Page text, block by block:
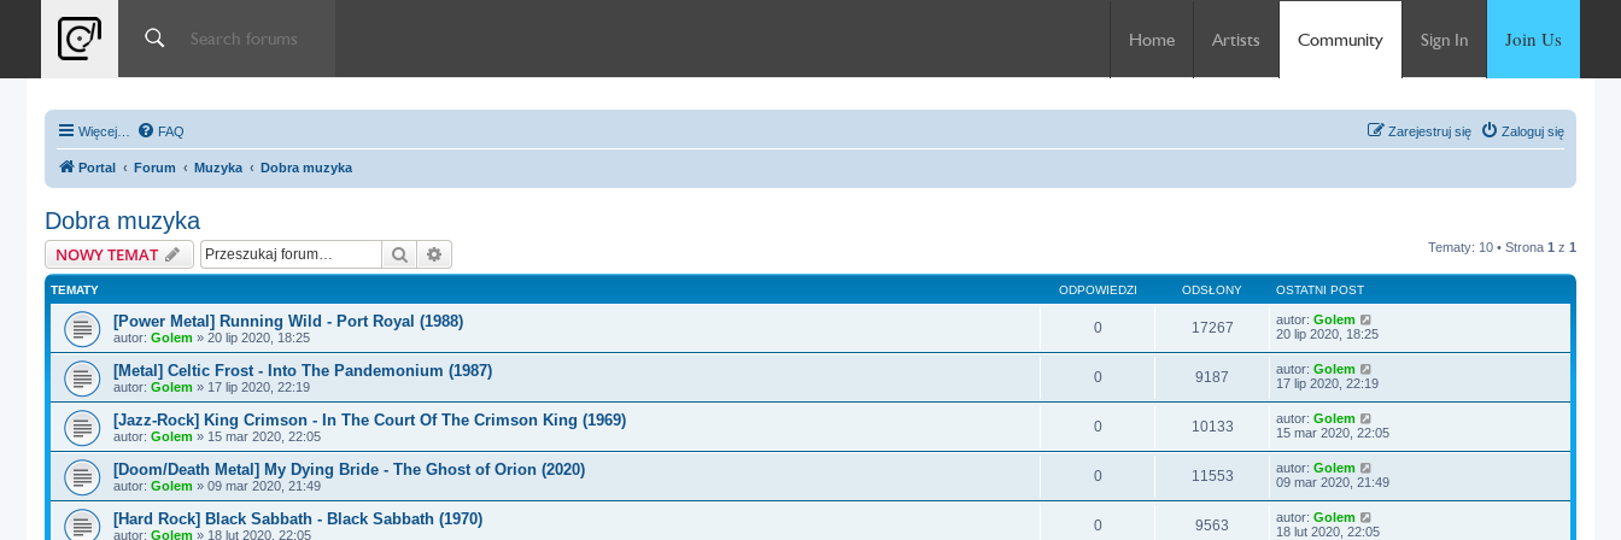
Home Artists Community Sign In Join Us
Więcej… FAQ Zaloguj się
Zarejestruj się
Portal Forum Muzyka Dobra muzyka
Dobra muzyka
NOWY TEMAT Szukaj Tematy: 10 • Strona 1 z 1
TEMATY ODPOWIEDZI ODSŁONY OSTATNI POST
[Power Metal] Running Wild - Port Royal (1988)
autor: Golem » 20 lip 2020, 18:25
0 17267 autor: Golem
20 lip 2020, 18:25
[Metal] Celtic Frost - Into The Pandemonium (1987)
autor: Golem » 17 lip 2020, 22:19
0 9187 autor: Golem
17 lip 2020, 22:19
[Jazz-Rock] King Crimson - In The Court Of The Crimson King (1969)
autor: Golem » 15 mar 2020, 22:05
0 10133 autor: Golem
15 mar 2020, 22:05
[Doom/Death Metal] My Dying Bride - The Ghost of Orion (2020)
autor: Golem » 09 mar 2020, 21:49
0 11553 autor: Golem
09 mar 2020, 21:49
[Hard Rock] Black Sabbath - Black Sabbath (1970)
autor: Golem » 18 lut 2020, 22:05
0 9563 autor: Golem
18 lut 2020, 22:05